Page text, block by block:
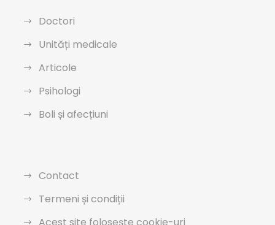
Doctori
Unități medicale
Articole
Psihologi
Boli și afecțiuni
Contact
Termeni și condiții